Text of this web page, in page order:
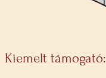
Kiemelt támogató: